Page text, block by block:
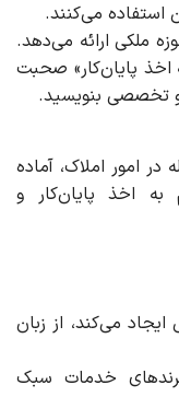
استفاده می‌کنند.
ملکی ارائه می‌دهد.
اخذ پایان‌کار» صحبت
و تخصصی بنویسید.
امور املاک، آماده
اخذ پایان‌کار و
می‌کند، از زبان
برندهای خدمات سبک